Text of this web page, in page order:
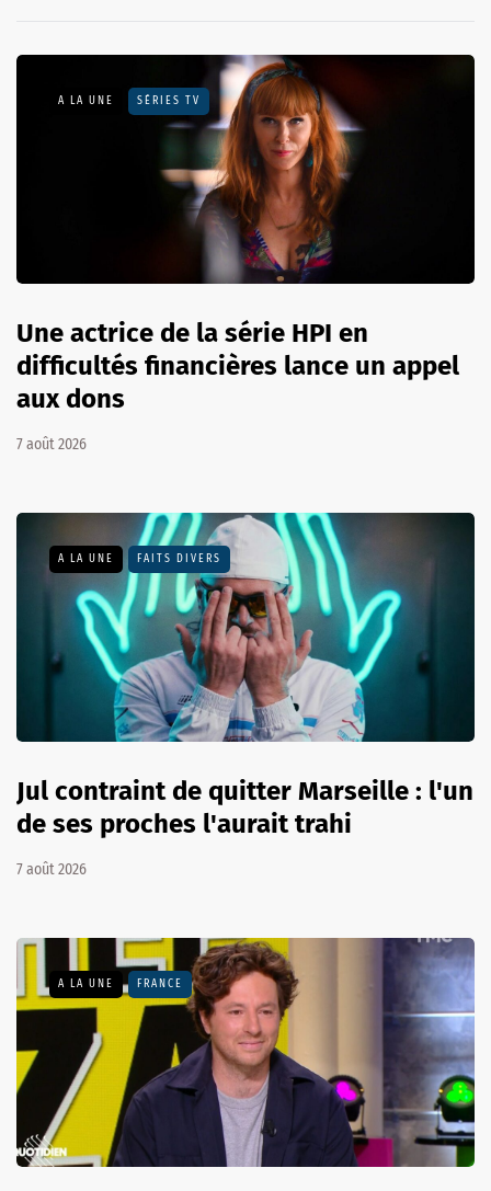
A LA UNE SÉRIES TV
Une actrice de la série HPI en
difficultés financières lance un appel
aux dons
7 août 2026
A LA UNE FAITS DIVERS
Jul contraint de quitter Marseille : l'un
de ses proches l'aurait trahi
7 août 2026
A LA UNE FRANCE